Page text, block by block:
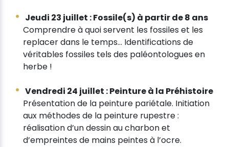
Jeudi 23 juillet : Fossile(s) à partir de 8 ans
Comprendre à quoi servent les fossiles et les
replacer dans le temps… Identifications de
véritables fossiles tels des paléontologues en
herbe !
Vendredi 24 juillet : Peinture à la Préhistoire
Présentation de la peinture pariétale. Initiation
aux méthodes de la peinture rupestre :
réalisation d’un dessin au charbon et
d’empreintes de mains peintes à l’ocre.